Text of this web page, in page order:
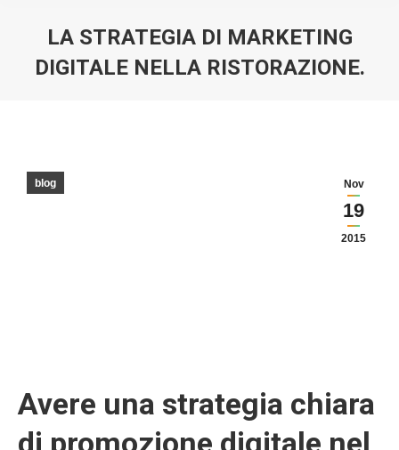
LA STRATEGIA DI MARKETING
DIGITALE NELLA RISTORAZIONE.
Nov
19
2015
blog
Avere una strategia chiara
di promozione digitale nel